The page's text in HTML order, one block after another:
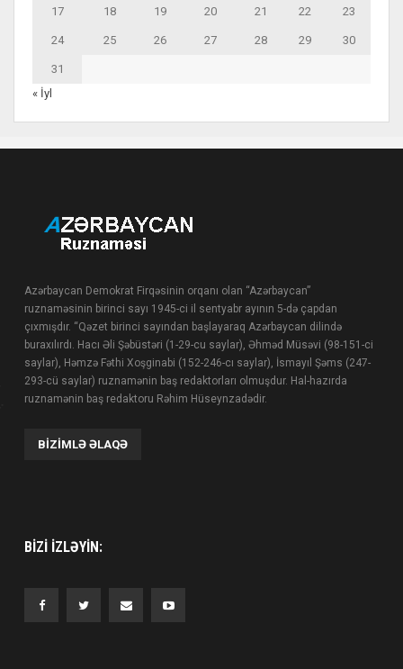
17 18 19 20 21 22 23
24 25 26 27 28 29 30
31
« İyl
Azərbaycan Demokrat Firqəsinin orqanı olan “Azərbaycan”
ruznaməsinin birinci sayı 1945-ci il sentyabr ayının 5-də çapdan
çıxmışdır. “Qəzet birinci sayından başlayaraq Azərbaycan dilində
buraxılırdı. Hacı Əli Şəbüstəri (1-29-cu saylar), Əhməd Müsəvi (98-151-ci
saylar), Həmzə Fəthi Xoşginabi (152-246-cı saylar), İsmayıl Şəms (247-
293-cü saylar) ruznamənin baş redaktorları olmuşdur. Hal-hazırda
ruznamənin baş redaktoru Rəhim Hüseynzadədir.
BIZIMLƏ ƏLAQƏ
BIZI IZLƏYIN: